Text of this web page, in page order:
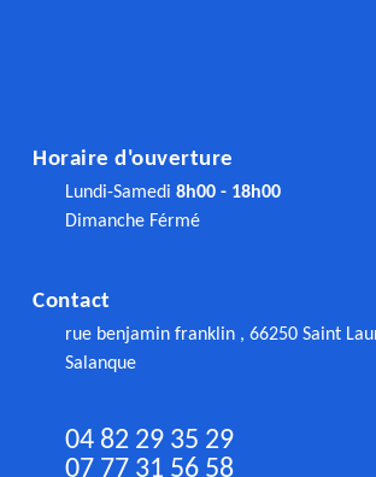
Horaire d'ouverture
Lundi-Samedi 8h00 - 18h00
Dimanche Férmé
Contact
rue benjamin franklin , 66250 Saint
Salanque
04 82 29 35 29
07 77 31 56 58